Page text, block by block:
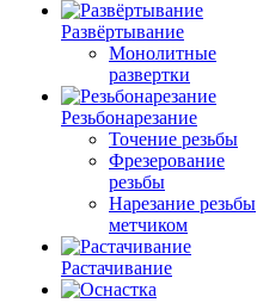
Развёртывание
Монолитные
развертки
Резьбонарезание
Точение резьбы
Фрезерование
резьбы
Нарезание резьбы
метчиком
Растачивание